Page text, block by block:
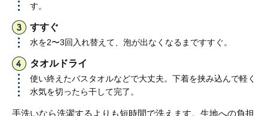
す。
すすぐ
水を2〜3回入れ替えて、泡が出なくなるまですすぐ。
タオルドライ
使い終えたバスタオルなどで大丈夫。下着を挟み込んで軽く
水気を切ったら干して完了。
手洗いなら洗濯するよりも短時間で洗えます。生地への負担